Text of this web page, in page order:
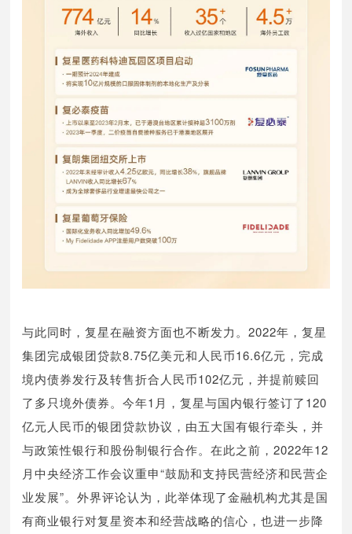
与此同时，复星在融资方面也不断发力。2022年，复星
集团完成银团贷款8.75亿美元和人民币16.6亿元，完成
境内债券发行及转售折合人民币102亿元，并提前赎回
了多只境外债券。今年1月，复星与国内银行签订了120
亿元人民币的银团贷款协议，由五大国有银行牵头，并
与政策性银行和股份制银行合作。在此之前，2022年12
月中央经济工作会议重申“鼓励和支持民营经济和民营企
业发展”。外界评论认为，此举体现了金融机构尤其是国
有商业银行对复星资本和经营战略的信心，也进一步降